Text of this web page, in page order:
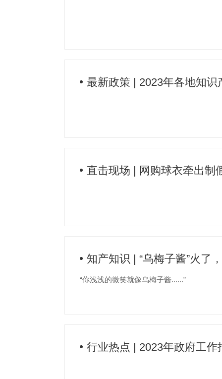
最新政策 | 2023年各地知
直击现场 | 网购球衣牵出制
知产知识 | “乌梅子酱”火了
“你浅浅的微笑就像乌梅子酱......”
行业热点 | 2023年政府工